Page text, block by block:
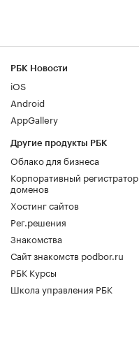
РБК Новости
iOS
Android
AppGallery
Другие продукты РБК
Облако для бизнеса
Корпоративный регистратор
доменов
Хостинг сайтов
Рег.решения
Знакомства
Сайт знакомств podbor.ru
РБК Курсы
Школа управления РБК